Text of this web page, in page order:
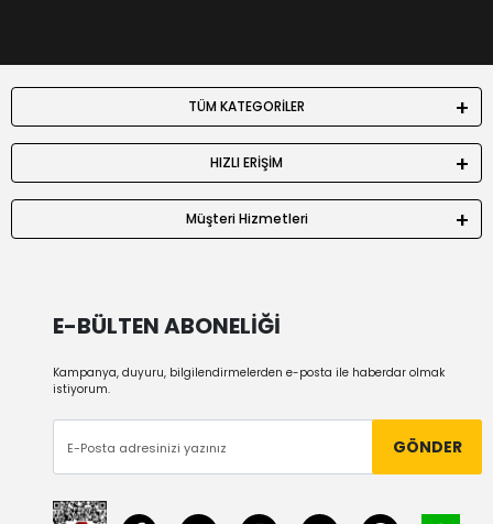
TÜM KATEGORİLER
HIZLI ERİŞİM
Müşteri Hizmetleri
E-BÜLTEN ABONELİĞİ
Kampanya, duyuru, bilgilendirmelerden e-posta ile haberdar olmak
istiyorum.
GÖNDER